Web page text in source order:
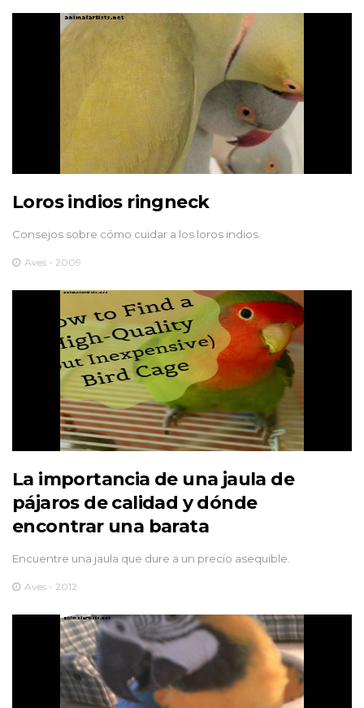
Loros indios ringneck
Consejos sobre cómo cuidar a los loros indios.
Aves - 2009
La importancia de una jaula de
pájaros de calidad y dónde
encontrar una barata
Encuentre una jaula que dure a un precio asequible.
Aves - 2012